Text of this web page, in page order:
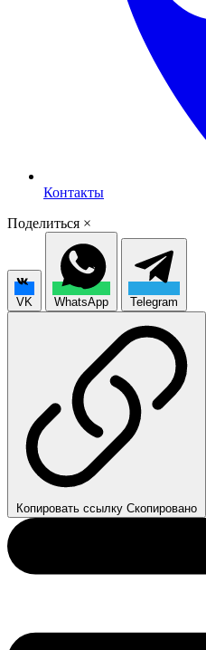
Контакты
Поделиться ×
VK WhatsApp Telegram
Копировать ссылку Скопировано